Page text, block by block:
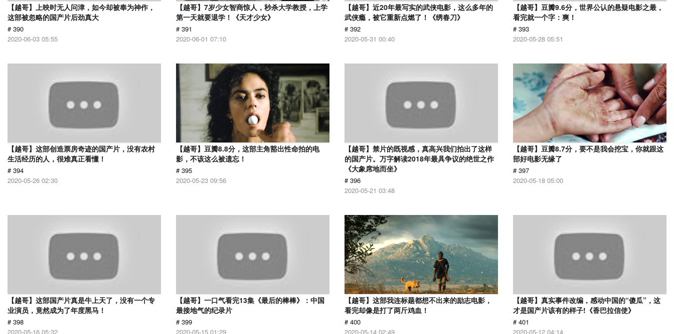
【越哥】上映时无人问津，如今却被奉为神作，
这部被忽略的国产片后劲真大
# 390
2020-06-03 05:55
【越哥】7岁少女智商惊人，秒杀大学教授，上学
第一天就要退学！《天才少女》
# 391
2020-06-01 07:10
【越哥】近20年最写实的武侠电影，这么多年的
武侠瘾，被它重新点燃了！《绣春刀》
# 392
2020-05-31 00:40
【越哥】豆瓣9.6分，世界公认的悬疑电影之最，
看完就一个字：爽！
# 393
2020-05-28 05:51
【越哥】这部创造票房奇迹的国产片，没有农村
生活经历的人，很难真正看懂！
# 394
2020-05-26 02:30
【越哥】豆瓣8.8分，这部主角豁出性命拍的电
影，不该这么被遗忘！
# 395
2020-05-23 09:56
【越哥】禁片的既视感，真高兴我们拍出了这样
的国产片。万字解读2018年最具争议的绝世之作
《大象席地而坐》
# 396
2020-05-21 03:48
【越哥】豆瓣8.7分，要不是我会挖宝，你就跟这
部好电影无缘了
# 397
2020-05-18 05:00
【越哥】这部国产片真是牛上天了，没有一个专
业演员，竟然成为了年度黑马！
# 398
2020-05-16 05:32
【越哥】一口气看完13集《最后的棒棒》：中国
最接地气的纪录片
# 399
2020-05-15 01:29
【越哥】这部我连标题都想不出来的励志电影，
看完却像是打了两斤鸡血！
# 400
2020-05-14 02:49
【越哥】真实事件改编，感动中国的“傻瓜”，这
才是国产片该有的样子!《香巴拉信使》
# 401
2020-05-12 04:14